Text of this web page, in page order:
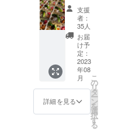
メール
援！！
】 ①お
食事券
(500円
×6枚) ご
利用期
間：
2023年
9月～
2024年
8月ま
で 他
のサー
支援
者：
35人
お届
け予
定：
2023
年08
月
詳細を見る
こ
の
リ
タ
ー
ン
を
選
択
す
る